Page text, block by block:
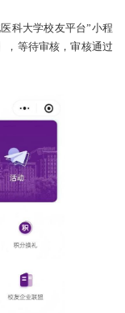
科大学校友平台”小程
， 等待审核，审核通过